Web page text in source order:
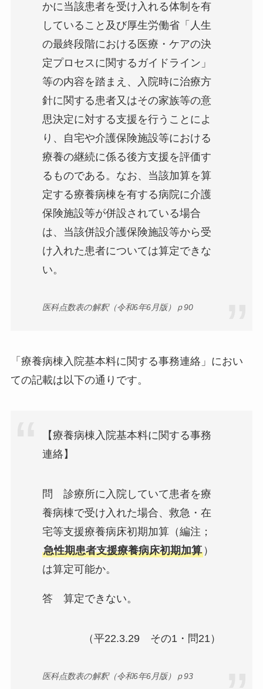
かに当該患者を受け入れる体制を有
していること及び厚生労働省「人生
の最終段階における医療・ケアの決
定プロセスに関するガイドライン」
等の内容を踏まえ、入院時に治療方
針に関する患者又はその家族等の意
思決定に対する支援を行うことによ
り、自宅や介護保険施設等における
療養の継続に係る後方支援を評価す
るものである。なお、当該加算を算
定する療養病棟を有する病院に介護
保険施設等が併設されている場合
は、当該併設介護保険施設等から受
け入れた患者については算定できな
い。
医科点数表の解釈（令和6年6月版）ｐ90
「療養病棟入院基本料に関する事務連絡」におい
ての記載は以下の通りです。
【療養病棟入院基本料に関する事務
連絡】
問 診療所に入院していて患者を療
養病棟で受け入れた場合、救急・在
宅等支援療養病床初期加算（編注；
急性期患者支援療養病床初期加算）
は算定可能か。
答 算定できない。
（平22.3.29 その1・問21）
医科点数表の解釈（令和6年6月版）ｐ93